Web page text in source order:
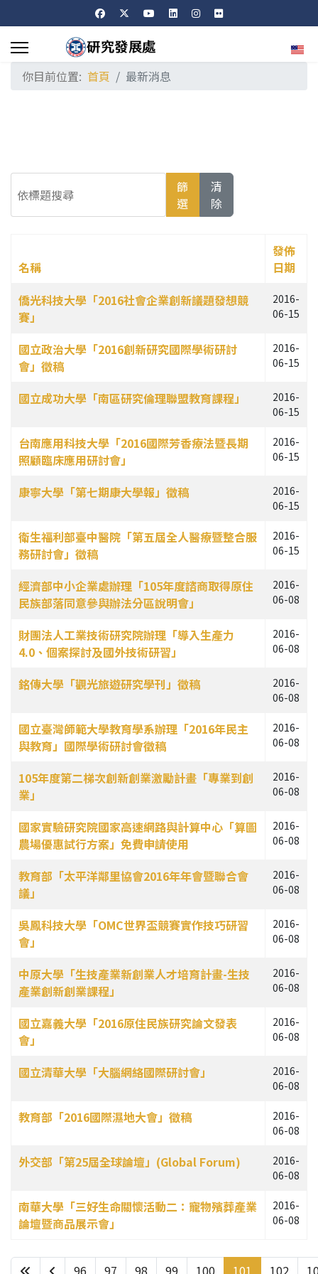
選擇
你目前位置: 首頁 最新消息
篩
選
清
除
文章列表
名稱
發佈
日期
僑光科技大學「2016社會企業創新議題發想競
賽」
2016-
06-15
國立政治大學「2016創新研究國際學術研討
會」徵稿
2016-
06-15
國立成功大學「南區研究倫理聯盟教育課程」
2016-
06-15
台南應用科技大學「2016國際芳香療法暨長期
照顧臨床應用研討會」
2016-
06-15
康寧大學「第七期康大學報」徵稿
2016-
06-15
衛生福利部臺中醫院「第五屆全人醫療暨整合服
務研討會」徵稿
2016-
06-15
經濟部中小企業處辦理「105年度諮商取得原住
民族部落同意參與辦法分區說明會」
2016-
06-08
財團法人工業技術研究院辦理「導入生產力
4.0、個案探討及國外技術研習」
2016-
06-08
銘傳大學「觀光旅遊研究學刊」徵稿
2016-
06-08
國立臺灣師範大學教育學系辦理「2016年民主
與教育」國際學術研討會徵稿
2016-
06-08
105年度第二梯次創新創業激勵計畫「專業到創
業」
2016-
06-08
國家實驗研究院國家高速網路與計算中心「算圖
農場優惠試行方案」免費申請使用
2016-
06-08
教育部「太平洋鄰里協會2016年年會暨聯合會
議」
2016-
06-08
吳鳳科技大學「OMC世界盃競賽實作技巧研習
會」
2016-
06-08
中原大學「生技產業新創業人才培育計畫-生技
產業創新創業課程」
2016-
06-08
國立嘉義大學「2016原住民族研究論文發表
會」
2016-
06-08
國立清華大學「大腦網絡國際研討會」
2016-
06-08
教育部「2016國際濕地大會」徵稿
2016-
06-08
外交部「第25屆全球論壇」(Global Forum)
2016-
06-08
南華大學「三好生命關懷活動二：寵物殯葬產業
論壇暨商品展示會」
2016-
06-08
96 97 98 99 100 101 102